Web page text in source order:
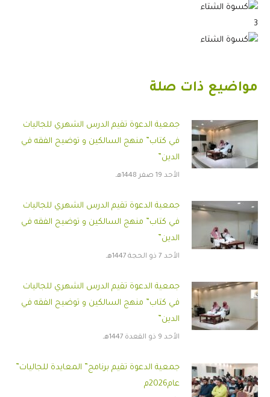
3
مواضيع ذات صلة
جمعية الدعوة تقيم الدرس الشهري للجاليات
في كتاب” منهج السالكين و توضيح الفقه في
الدين”
الأحد 19 صفر 1448هـ
جمعية الدعوة تقيم الدرس الشهري للجاليات
في كتاب” منهج السالكين و توضيح الفقه في
الدين”
الأحد 7 ذو الحجة 1447هـ
جمعية الدعوة تقيم الدرس الشهري للجاليات
في كتاب” منهج السالكين و توضيح الفقه في
الدين”
الأحد 9 ذو القعدة 1447هـ
جمعية الدعوة تقيم برنامج” المعايدة للجاليات”
عام2026م